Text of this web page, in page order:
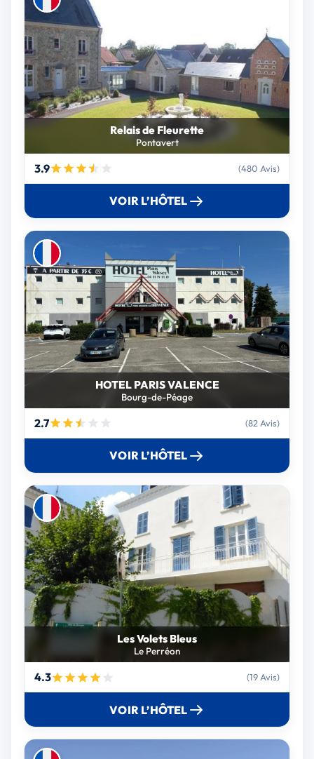
Relais de Fleurette
Pontavert
3.9 (480 Avis)
VOIR L’HÔTEL
HOTEL PARIS VALENCE
Bourg-de-Péage
2.7 (82 Avis)
VOIR L’HÔTEL
Les Volets Bleus
Le Perréon
4.3 (19 Avis)
VOIR L’HÔTEL